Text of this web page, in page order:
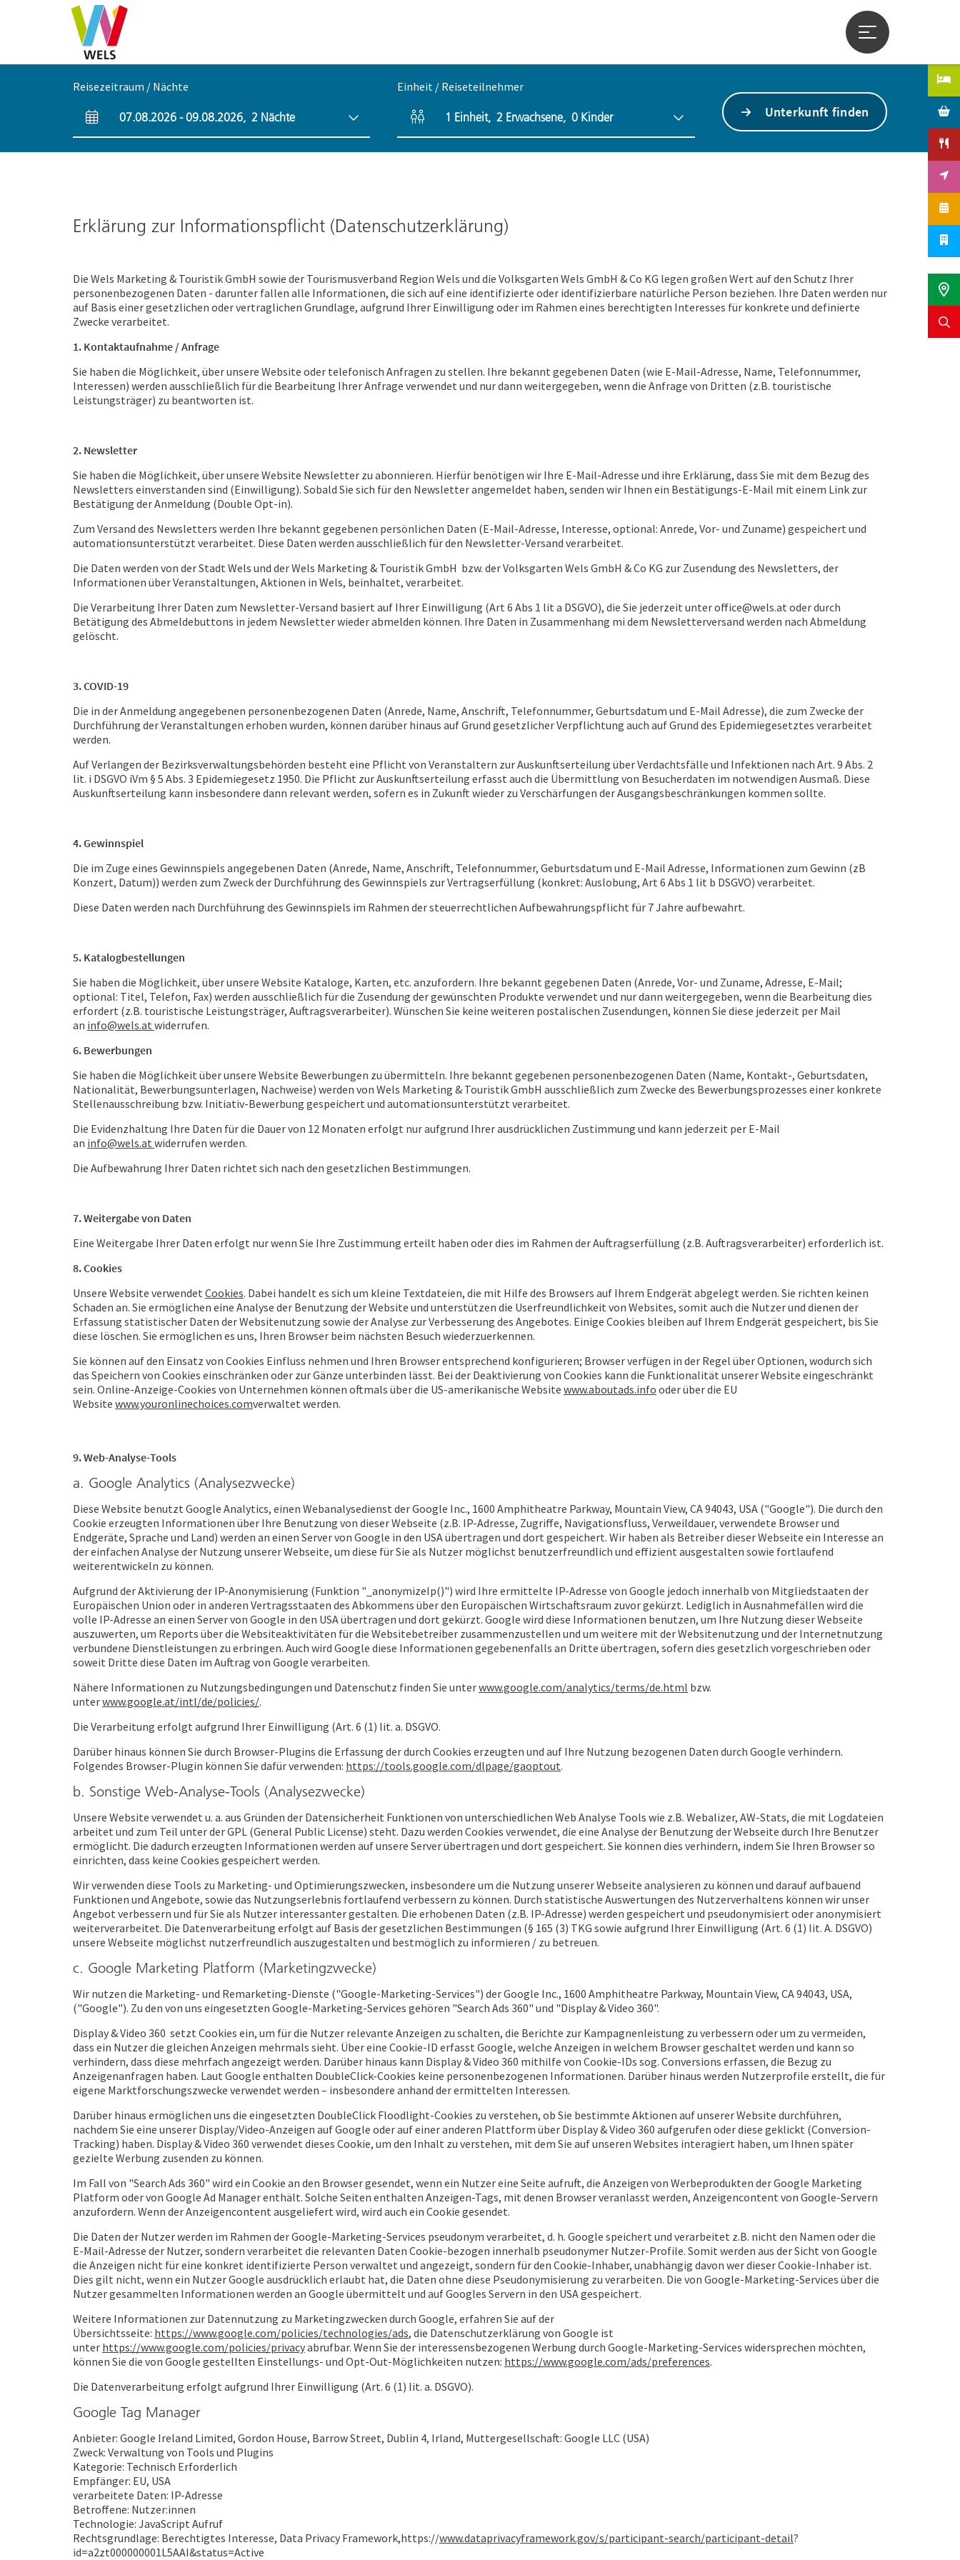
Zum Inhalt Accesskey
[0]
Zur NavigationAccesskey
[1]
Zum Seitenanfang Accesskey
[2]
Hauptmenü öffnen
Reisezeitraum / Nächte
An- und Abreisefelder
07.08.2026 -09.08.2026, 2 Nächte
Einheit / Reiseteilnehmer
Einheitenanzahl und Personenfelder
1 Einheit, 2 Erwachsene, 0 Kinder Unterkunft finden
Erklärung zur Informationspflicht (Datenschutzerklärung)
Die Wels Marketing & Touristik GmbH sowie der Tourismusverband Region Wels und die Volksgarten Wels GmbH & Co KG legen großen Wert auf den Schutz Ihrer
personenbezogenen Daten - darunter fallen alle Informationen, die sich auf eine identifizierte oder identifizierbare natürliche Person beziehen. Ihre Daten werden nur
auf Basis einer gesetzlichen oder vertraglichen Grundlage, aufgrund Ihrer Einwilligung oder im Rahmen eines berechtigten Interesses für konkrete und definierte
Zwecke verarbeitet.
1. Kontaktaufnahme / Anfrage
Sie haben die Möglichkeit, über unsere Website oder telefonisch Anfragen zu stellen. Ihre bekannt gegebenen Daten (wie E-Mail-Adresse, Name, Telefonnummer,
Interessen) werden ausschließlich für die Bearbeitung Ihrer Anfrage verwendet und nur dann weitergegeben, wenn die Anfrage von Dritten (z.B. touristische
Leistungsträger) zu beantworten ist.
2. Newsletter
Sie haben die Möglichkeit, über unsere Website Newsletter zu abonnieren. Hierfür benötigen wir Ihre E-Mail-Adresse und ihre Erklärung, dass Sie mit dem Bezug des
Newsletters einverstanden sind (Einwilligung). Sobald Sie sich für den Newsletter angemeldet haben, senden wir Ihnen ein Bestätigungs-E-Mail mit einem Link zur
Bestätigung der Anmeldung (Double Opt-in).
Zum Versand des Newsletters werden Ihre bekannt gegebenen persönlichen Daten (E-Mail-Adresse, Interesse, optional: Anrede, Vor- und Zuname) gespeichert und
automationsunterstützt verarbeitet. Diese Daten werden ausschließlich für den Newsletter-Versand verarbeitet.
Die Daten werden von der Stadt Wels und der Wels Marketing & Touristik GmbH bzw. der Volksgarten Wels GmbH & Co KG zur Zusendung des Newsletters, der
Informationen über Veranstaltungen, Aktionen in Wels, beinhaltet, verarbeitet.
Die Verarbeitung Ihrer Daten zum Newsletter-Versand basiert auf Ihrer Einwilligung (Art 6 Abs 1 lit a DSGVO), die Sie jederzeit unter office@wels.at oder durch
Betätigung des Abmeldebuttons in jedem Newsletter wieder abmelden können. Ihre Daten in Zusammenhang mi dem Newsletterversand werden nach Abmeldung
gelöscht.
3. COVID-19
Die in der Anmeldung angegebenen personenbezogenen Daten (Anrede, Name, Anschrift, Telefonnummer, Geburtsdatum und E-Mail Adresse), die zum Zwecke der
Durchführung der Veranstaltungen erhoben wurden, können darüber hinaus auf Grund gesetzlicher Verpflichtung auch auf Grund des Epidemiegesetztes verarbeitet
werden.
Auf Verlangen der Bezirksverwaltungsbehörden besteht eine Pflicht von Veranstaltern zur Auskunftserteilung über Verdachtsfälle und Infektionen nach Art. 9 Abs. 2
lit. i DSGVO iVm § 5 Abs. 3 Epidemiegesetz 1950. Die Pflicht zur Auskunftserteilung erfasst auch die Übermittlung von Besucherdaten im notwendigen Ausmaß. Diese
Auskunftserteilung kann insbesondere dann relevant werden, sofern es in Zukunft wieder zu Verschärfungen der Ausgangsbeschränkungen kommen sollte.
4. Gewinnspiel
Die im Zuge eines Gewinnspiels angegebenen Daten (Anrede, Name, Anschrift, Telefonnummer, Geburtsdatum und E-Mail Adresse, Informationen zum Gewinn (zB
Konzert, Datum)) werden zum Zweck der Durchführung des Gewinnspiels zur Vertragserfüllung (konkret: Auslobung, Art 6 Abs 1 lit b DSGVO) verarbeitet.
Diese Daten werden nach Durchführung des Gewinnspiels im Rahmen der steuerrechtlichen Aufbewahrungspflicht für 7 Jahre aufbewahrt.
5. Katalogbestellungen
Sie haben die Möglichkeit, über unsere Website Kataloge, Karten, etc. anzufordern. Ihre bekannt gegebenen Daten (Anrede, Vor- und Zuname, Adresse, E-Mail;
optional: Titel, Telefon, Fax) werden ausschließlich für die Zusendung der gewünschten Produkte verwendet und nur dann weitergegeben, wenn die Bearbeitung dies
erfordert (z.B. touristische Leistungsträger, Auftragsverarbeiter). Wünschen Sie keine weiteren postalischen Zusendungen, können Sie diese jederzeit per Mail
an info@wels.at widerrufen.
6. Bewerbungen
Sie haben die Möglichkeit über unsere Website Bewerbungen zu übermitteln. Ihre bekannt gegebenen personenbezogenen Daten (Name, Kontakt-, Geburtsdaten,
Nationalität, Bewerbungsunterlagen, Nachweise) werden von Wels Marketing & Touristik GmbH ausschließlich zum Zwecke des Bewerbungsprozesses einer konkrete
Stellenausschreibung bzw. Initiativ-Bewerbung gespeichert und automationsunterstützt verarbeitet.
Die Evidenzhaltung Ihre Daten für die Dauer von 12 Monaten erfolgt nur aufgrund Ihrer ausdrücklichen Zustimmung und kann jederzeit per E-Mail
an info@wels.at widerrufen werden.
Die Aufbewahrung Ihrer Daten richtet sich nach den gesetzlichen Bestimmungen.
7. Weitergabe von Daten
Eine Weitergabe Ihrer Daten erfolgt nur wenn Sie Ihre Zustimmung erteilt haben oder dies im Rahmen der Auftragserfüllung (z.B. Auftragsverarbeiter) erforderlich ist.
8. Cookies
Unsere Website verwendet Cookies. Dabei handelt es sich um kleine Textdateien, die mit Hilfe des Browsers auf Ihrem Endgerät abgelegt werden. Sie richten keinen
Schaden an. Sie ermöglichen eine Analyse der Benutzung der Website und unterstützen die Userfreundlichkeit von Websites, somit auch die Nutzer und dienen der
Erfassung statistischer Daten der Websitenutzung sowie der Analyse zur Verbesserung des Angebotes. Einige Cookies bleiben auf Ihrem Endgerät gespeichert, bis Sie
diese löschen. Sie ermöglichen es uns, Ihren Browser beim nächsten Besuch wiederzuerkennen.
Sie können auf den Einsatz von Cookies Einfluss nehmen und Ihren Browser entsprechend konfigurieren; Browser verfügen in der Regel über Optionen, wodurch sich
das Speichern von Cookies einschränken oder zur Gänze unterbinden lässt. Bei der Deaktivierung von Cookies kann die Funktionalität unserer Website eingeschränkt
sein. Online-Anzeige-Cookies von Unternehmen können oftmals über die US-amerikanische Website www.aboutads.info oder über die EU
Website www.youronlinechoices.comverwaltet werden.
9. Web-Analyse-Tools
a. Google Analytics (Analysezwecke)
Diese Website benutzt Google Analytics, einen Webanalysedienst der Google Inc., 1600 Amphitheatre Parkway, Mountain View, CA 94043, USA ("Google"). Die durch den
Cookie erzeugten Informationen über Ihre Benutzung von dieser Webseite (z.B. IP-Adresse, Zugriffe, Navigationsfluss, Verweildauer, verwendete Browser und
Endgeräte, Sprache und Land) werden an einen Server von Google in den USA übertragen und dort gespeichert. Wir haben als Betreiber dieser Webseite ein Interesse an
der einfachen Analyse der Nutzung unserer Webseite, um diese für Sie als Nutzer möglichst benutzerfreundlich und effizient ausgestalten sowie fortlaufend
weiterentwickeln zu können.
Aufgrund der Aktivierung der IP-Anonymisierung (Funktion "_anonymizeIp()") wird Ihre ermittelte IP-Adresse von Google jedoch innerhalb von Mitgliedstaaten der
Europäischen Union oder in anderen Vertragsstaaten des Abkommens über den Europäischen Wirtschaftsraum zuvor gekürzt. Lediglich in Ausnahmefällen wird die
volle IP-Adresse an einen Server von Google in den USA übertragen und dort gekürzt. Google wird diese Informationen benutzen, um Ihre Nutzung dieser Webseite
auszuwerten, um Reports über die Websiteaktivitäten für die Websitebetreiber zusammenzustellen und um weitere mit der Websitenutzung und der Internetnutzung
verbundene Dienstleistungen zu erbringen. Auch wird Google diese Informationen gegebenenfalls an Dritte übertragen, sofern dies gesetzlich vorgeschrieben oder
soweit Dritte diese Daten im Auftrag von Google verarbeiten.
Nähere Informationen zu Nutzungsbedingungen und Datenschutz finden Sie unterwww.google.com/analytics/terms/de.html bzw.
unterwww.google.at/intl/de/policies/.
Die Verarbeitung erfolgt aufgrund Ihrer Einwilligung (Art. 6 (1) lit. a. DSGVO.
Darüber hinaus können Sie durch Browser-Plugins die Erfassung der durch Cookies erzeugten und auf Ihre Nutzung bezogenen Daten durch Google verhindern.
Folgendes Browser-Plugin können Sie dafür verwenden: https://tools.google.com/dlpage/gaoptout.
b. Sonstige Web-Analyse-Tools (Analysezwecke)
Unsere Website verwendet u. a. aus Gründen der Datensicherheit Funktionen von unterschiedlichen Web Analyse Tools wie z.B. Webalizer, AW-Stats, die mit Logdateien
arbeitet und zum Teil unter der GPL (General Public License) steht. Dazu werden Cookies verwendet, die eine Analyse der Benutzung der Webseite durch Ihre Benutzer
ermöglicht. Die dadurch erzeugten Informationen werden auf unsere Server übertragen und dort gespeichert. Sie können dies verhindern, indem Sie Ihren Browser so
einrichten, dass keine Cookies gespeichert werden.
Wir verwenden diese Tools zu Marketing- und Optimierungszwecken, insbesondere um die Nutzung unserer Webseite analysieren zu können und darauf aufbauend
Funktionen und Angebote, sowie das Nutzungserlebnis fortlaufend verbessern zu können. Durch statistische Auswertungen des Nutzerverhaltens können wir unser
Angebot verbessern und für Sie als Nutzer interessanter gestalten. Die erhobenen Daten (z.B. IP-Adresse) werden gespeichert und pseudonymisiert oder anonymisiert
weiterverarbeitet. Die Datenverarbeitung erfolgt auf Basis der gesetzlichen Bestimmungen (§ 165 (3) TKG sowie aufgrund Ihrer Einwilligung (Art. 6 (1) lit. A. DSGVO)
unsere Webseite möglichst nutzerfreundlich auszugestalten und bestmöglich zu informieren / zu betreuen.
c. Google Marketing Platform (Marketingzwecke)
Wir nutzen die Marketing- und Remarketing-Dienste ("Google-Marketing-Services") der Google Inc., 1600 Amphitheatre Parkway, Mountain View, CA 94043, USA,
("Google"). Zu den von uns eingesetzten Google-Marketing-Services gehören "Search Ads 360" und "Display & Video 360".
Display & Video 360 setzt Cookies ein, um für die Nutzer relevante Anzeigen zu schalten, die Berichte zur Kampagnenleistung zu verbessern oder um zu vermeiden,
dass ein Nutzer die gleichen Anzeigen mehrmals sieht. Über eine Cookie-ID erfasst Google, welche Anzeigen in welchem Browser geschaltet werden und kann so
verhindern, dass diese mehrfach angezeigt werden. Darüber hinaus kann Display & Video 360 mithilfe von Cookie-IDs sog. Conversions erfassen, die Bezug zu
Anzeigenanfragen haben. Laut Google enthalten DoubleClick-Cookies keine personenbezogenen Informationen. Darüber hinaus werden Nutzerprofile erstellt, die für
eigene Marktforschungszwecke verwendet werden – insbesondere anhand der ermittelten Interessen.
Darüber hinaus ermöglichen uns die eingesetzten DoubleClick Floodlight-Cookies zu verstehen, ob Sie bestimmte Aktionen auf unserer Website durchführen,
nachdem Sie eine unserer Display/Video-Anzeigen auf Google oder auf einer anderen Plattform über Display & Video 360 aufgerufen oder diese geklickt (Conversion-
Tracking) haben. Display & Video 360 verwendet dieses Cookie, um den Inhalt zu verstehen, mit dem Sie auf unseren Websites interagiert haben, um Ihnen später
gezielte Werbung zusenden zu können.
Im Fall von "Search Ads 360" wird ein Cookie an den Browser gesendet, wenn ein Nutzer eine Seite aufruft, die Anzeigen von Werbeprodukten der Google Marketing
Platform oder von Google Ad Manager enthält. Solche Seiten enthalten Anzeigen-Tags, mit denen Browser veranlasst werden, Anzeigencontent von Google-Servern
anzufordern. Wenn der Anzeigencontent ausgeliefert wird, wird auch ein Cookie gesendet.
Die Daten der Nutzer werden im Rahmen der Google-Marketing-Services pseudonym verarbeitet, d. h. Google speichert und verarbeitet z.B. nicht den Namen oder die
E-Mail-Adresse der Nutzer, sondern verarbeitet die relevanten Daten Cookie-bezogen innerhalb pseudonymer Nutzer-Profile. Somit werden aus der Sicht von Google
die Anzeigen nicht für eine konkret identifizierte Person verwaltet und angezeigt, sondern für den Cookie-Inhaber, unabhängig davon wer dieser Cookie-Inhaber ist.
Dies gilt nicht, wenn ein Nutzer Google ausdrücklich erlaubt hat, die Daten ohne diese Pseudonymisierung zu verarbeiten. Die von Google-Marketing-Services über die
Nutzer gesammelten Informationen werden an Google übermittelt und auf Googles Servern in den USA gespeichert.
Weitere Informationen zur Datennutzung zu Marketingzwecken durch Google, erfahren Sie auf der
Übersichtsseite: https://www.google.com/policies/technologies/ads, die Datenschutzerklärung von Google ist
unter https://www.google.com/policies/privacyabrufbar. Wenn Sie der interessensbezogenen Werbung durch Google-Marketing-Services widersprechen möchten,
können Sie die von Google gestellten Einstellungs- und Opt-Out-Möglichkeiten nutzen: https://www.google.com/ads/preferences.
Die Datenverarbeitung erfolgt aufgrund Ihrer Einwilligung (Art. 6 (1) lit. a. DSGVO).
Google Tag Manager
Anbieter: Google Ireland Limited, Gordon House, Barrow Street, Dublin 4, Irland, Muttergesellschaft: Google LLC (USA)
Zweck: Verwaltung von Tools und Plugins
Kategorie: Technisch Erforderlich
Empfänger: EU, USA
verarbeitete Daten: IP-Adresse
Betroffene: Nutzer:innen
Technologie: JavaScript Aufruf
Rechtsgrundlage: Berechtigtes Interesse, Data Privacy Framework,https://www.dataprivacyframework.gov/s/participant-search/participant-detail?
id=a2zt000000001L5AAI&status=Active